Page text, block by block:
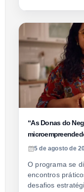
“As Donas do
5 de agosto de
O programa se
encontros
desafios